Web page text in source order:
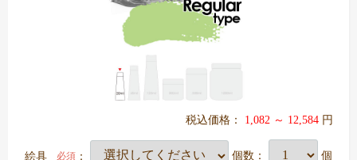
税込価格： 1,082 ～ 12,584 円
絵具 必須 ： 個数： 個